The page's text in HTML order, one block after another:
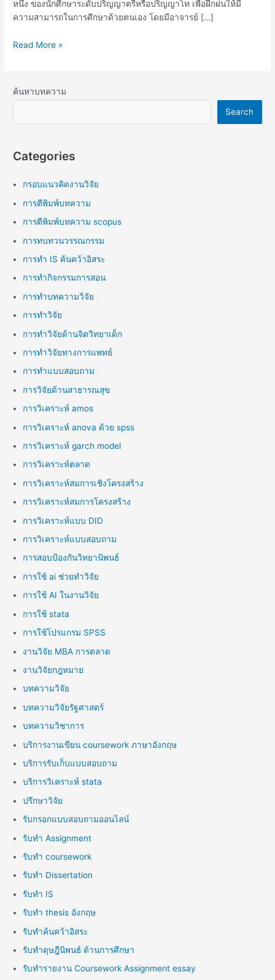
หนึ่ง ของนักศึกษาระดับปริญญาตรีหรือปริญญาโท เพื่อฝึกฝนให้มี
ความสามารถในการศึกษาด้วยตนเอง โดยมีอาจารย์ […]
Read More »
ค้นหาบทความ
Search
Categories
กรอบแนวคิดงานวิจัย
การตีพิมพ์บทความ
การตีพิมพ์บทความ scopus
การทบทวนวรรณกรรม
การทำ IS ค้นคว้าอิสระ
การทำกิจกรรมการสอน
การทำบทความวิจัย
การทำวิจัย
การทำวิจัยด้านจิตวิทยาเด็ก
การทำวิจัยทางการแพทย์
การทำแบบสอบถาม
การวิจัยด้านสาธารณสุข
การวิเคราะห์ amos
การวิเคราะห์ anova ด้วย spss
การวิเคราะห์ garch model
การวิเคราะห์ตลาด
การวิเคราะห์สมการเชิงโครงสร้าง
การวิเคราะห์สมการโครงสร้าง
การวิเคราะห์แบบ DID
การวิเคราะห์แบบสอบถาม
การสอบป้องกันวิทยานิพนธ์
การใช้ ai ช่วยทำวิจัย
การใช้ AI ในงานวิจัย
การใช้ stata
การใช้โปรแกรม SPSS
งานวิจัย MBA การตลาด
งานวิจัยกฎหมาย
บทความวิจัย
บทความวิจัยรัฐศาสตร์
บทความวิชาการ
บริการงานเขียน coursework ภาษาอังกฤษ
บริการรับเก็บแบบสอบถาม
บริการวิเคราะห์ stata
ปรึกษาวิจัย
รับกรอกแบบสอบถามออนไลน์
รับทำ Assignment
รับทำ coursework
รับทำ Dissertation
รับทำ IS
รับทำ thesis อังกฤษ
รับทำค้นคว้าอิสระ
รับทำดุษฎีนิพนธ์ ด้านการศึกษา
รับทำรายงาน Coursework Assignment essay